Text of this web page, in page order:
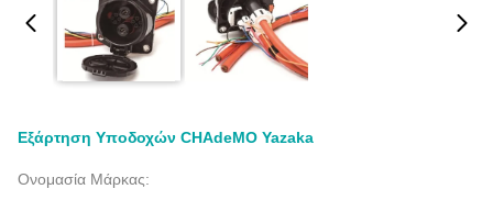
Εξάρτηση Υποδοχών CHAdeMO Yazaka
Ονομασία Μάρκας: